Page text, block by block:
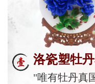
洛瓷塑牡
"唯有牡丹真